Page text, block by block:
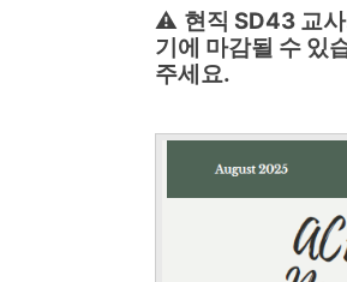
⚠️ 현직 SD43 교
기에 마감될 수 있
주세요.